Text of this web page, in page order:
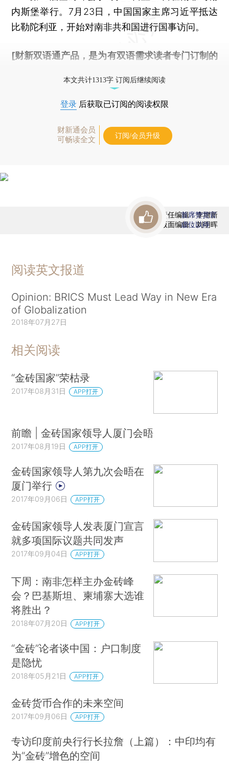
内斯堡举行。7月23日，中国国家主席习近平抵达
比勒陀利亚，开始对南非共和国进行国事访问。
[财新双语通产品，是为有双语需求读者专门订制的
本文共计1313字 订阅后继续阅读
登录 后获取已订阅的阅读权限
财新通会员
可畅读全文
订阅/会员升级
责任编辑：李增新
版面编辑：刘明晖
首席赞赏官
虚位以待
阅读英文报道
Opinion: BRICS Must Lead Way in New Era
of Globalization
2018年07月27日
相关阅读
“金砖国家”荣枯录
2017年08月31日 APP打开
前瞻 | 金砖国家领导人厦门会晤
2017年08月19日 APP打开
金砖国家领导人第九次会晤在
厦门举行
2017年09月06日 APP打开
金砖国家领导人发表厦门宣言
就多项国际议题共同发声
2017年09月04日 APP打开
下周：南非怎样主办金砖峰
会？巴基斯坦、柬埔寨大选谁
将胜出？
2018年07月20日 APP打开
“金砖”论者谈中国：户口制度
是隐忧
2018年05月21日 APP打开
金砖货币合作的未来空间
2017年09月06日 APP打开
专访印度前央行行长拉詹（上篇）：中印均有
为“金砖”增色的空间